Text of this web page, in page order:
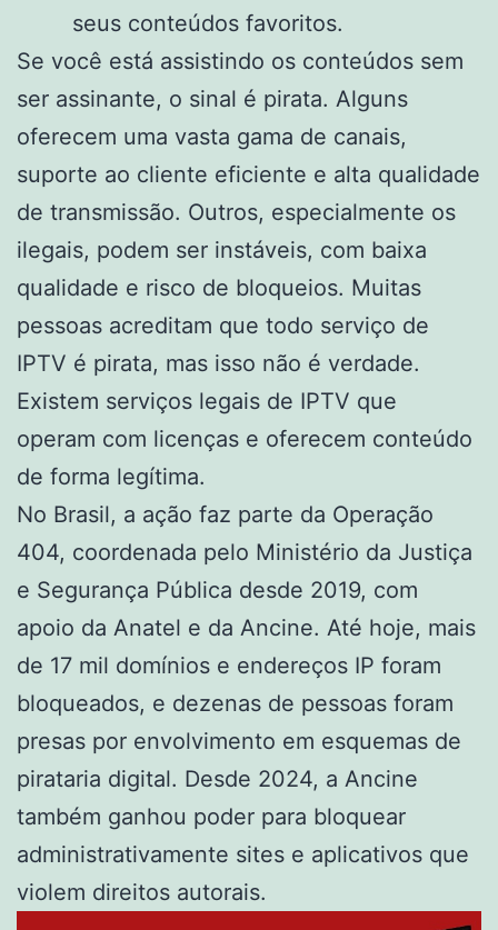
seus conteúdos favoritos.
Se você está assistindo os conteúdos sem
ser assinante, o sinal é pirata. Alguns
oferecem uma vasta gama de canais,
suporte ao cliente eficiente e alta qualidade
de transmissão. Outros, especialmente os
ilegais, podem ser instáveis, com baixa
qualidade e risco de bloqueios. Muitas
pessoas acreditam que todo serviço de
IPTV é pirata, mas isso não é verdade.
Existem serviços legais de IPTV que
operam com licenças e oferecem conteúdo
de forma legítima.
No Brasil, a ação faz parte da Operação
404, coordenada pelo Ministério da Justiça
e Segurança Pública desde 2019, com
apoio da Anatel e da Ancine. Até hoje, mais
de 17 mil domínios e endereços IP foram
bloqueados, e dezenas de pessoas foram
presas por envolvimento em esquemas de
pirataria digital. Desde 2024, a Ancine
também ganhou poder para bloquear
administrativamente sites e aplicativos que
violem direitos autorais.